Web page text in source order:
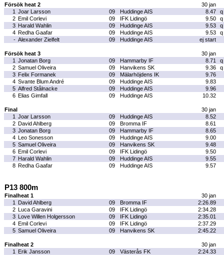
Försök heat 2
30 jan
1 Joar Larsson 09 Huddinge AIS 8.47
q
2 Emil Corlevi 09 IFK Lidingö 9.50
q
3 Harald Wahlin 09 Huddinge AIS 9.53
q
4 Redha Gaafar 09 Huddinge AIS 9.53
q
- Alexander Zielfelt 09 Huddinge AIS ej start
Försök heat 3
30 jan
1 Jonatan Borg 09 Hammarby IF 8.71
q
2 Samuel Oliveira 09 Hanvikens SK 9.36
q
3 Felix Formanek 09 Mälarhöjdens IK
9.76
4 Svante Blum André 09 Huddinge AIS
9.83
5 Alfred Stålnacke 09 Huddinge AIS
9.96
6 Elias Gimfall 09 Huddinge AIS 10.32
Final
30 jan
1 Joar Larsson 09 Huddinge AIS
8.52
2 David Ahlberg 09 Bromma IF
8.61
3 Jonatan Borg 09 Hammarby IF
8.65
4 Leo Sonesson 09 Huddinge AIS
9.00
5 Samuel Oliveira 09 Hanvikens SK
9.48
6 Emil Corlevi 09 IFK Lidingö
9.50
7 Harald Wahlin 09 Huddinge AIS
9.55
8 Redha Gaafar 09 Huddinge AIS 9.57
P13 800m
Finalheat 1
30 jan
1
David Ahlberg 09 Bromma IF 2:26.89
2 Luca Garavini 09 IFK Lidingö 2:34.28
3 Love Willen Holgersson 09 IFK Lidingö 2:35.01
4 Emil Corlevi 09 IFK Lidingö 2:37.29
5 Samuel Oliveira 09 Hanvikens SK 2:45.22
Finalheat 2
30 jan
1
Erik Jansson 09 Västerås FK 2:24.33